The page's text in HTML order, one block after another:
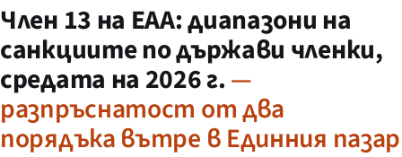
Член 13 на EAA: диапазони на
санкциите по държави членки,
средата на 2026 г.—
разпръснатост от два
порядъка вътре в Единния пазар